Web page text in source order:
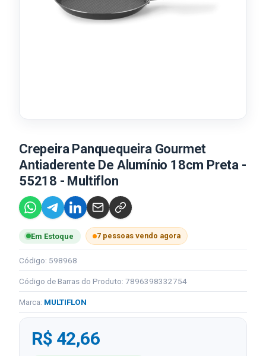
Crepeira Panquequeira Gourmet
Antiaderente De Alumínio 18cm Preta -
55218 - Multiflon
Em Estoque 7 pessoas vendo agora
Código: 598968
Código de Barras do Produto: 7896398332754
Marca: MULTIFLON
R$ 42,66